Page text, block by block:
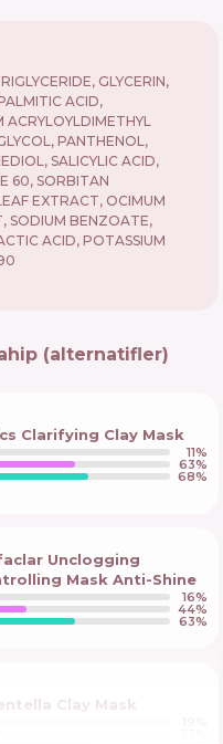
GLYCERIN,
ACID,
ACRYLOYLDIMETHYL
PANTHENOL,
SALICYLIC ACID,
60, SORBITAN
EXTRACT, OCIMUM
SODIUM BENZOATE,
ACID, POTASSIUM
(alternatifler)
Clarifying Clay Mask
11%
63%
68%
Unclogging
Mask Anti-Shine
16%
44%
63%
Clay Mask